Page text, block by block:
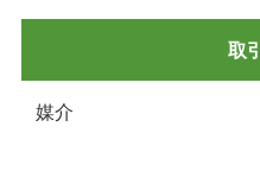
取
媒介